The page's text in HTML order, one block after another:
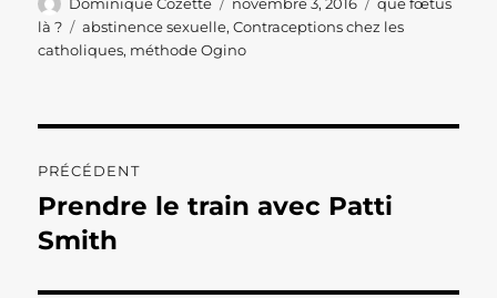
le
là ?
Étiquettes
abstinence sexuelle,Contraceptions chez les
catholiques, méthode Ogino
de
l’article
PRÉCÉDENT
Publication
précédente :
Prendre le train avec Patti
Smith